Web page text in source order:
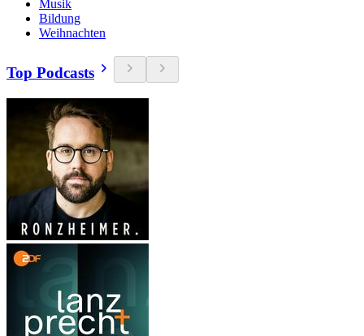
Musik
Bildung
Weihnachten
Top Podcasts